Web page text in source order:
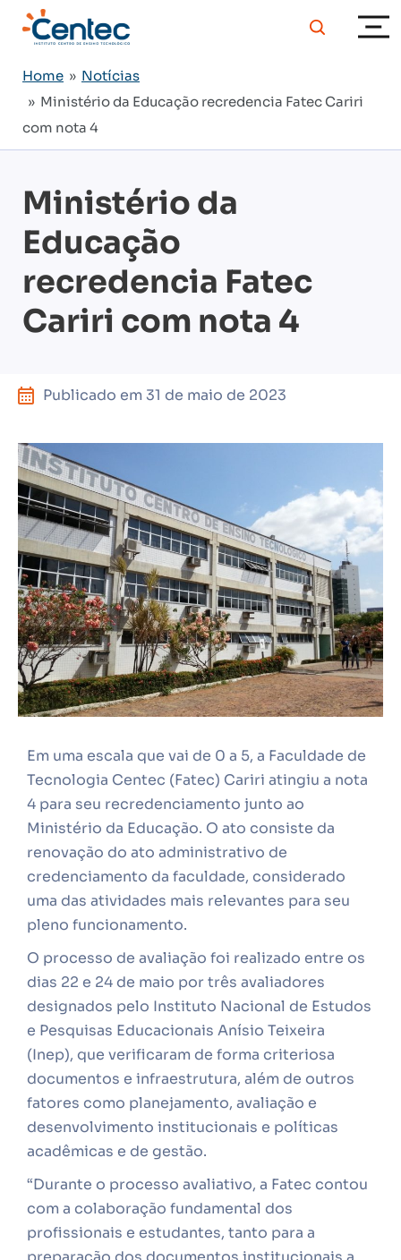
Home » Notícias
» Ministério da Educação recredencia Fatec Cariri
com nota 4
Ministério da
Educação
recredencia Fatec
Cariri com nota 4
Publicado em 31 de maio de 2023
Em uma escala que vai de 0 a 5, a Faculdade de
Tecnologia Centec (Fatec) Cariri atingiu a nota
4 para seu recredenciamento junto ao
Ministério da Educação. O ato consiste da
renovação do ato administrativo de
credenciamento da faculdade, considerado
uma das atividades mais relevantes para seu
pleno funcionamento.
O processo de avaliação foi realizado entre os
dias 22 e 24 de maio por três avaliadores
designados pelo Instituto Nacional de Estudos
e Pesquisas Educacionais Anísio Teixeira
(Inep), que verificaram de forma criteriosa
documentos e infraestrutura, além de outros
fatores como planejamento, avaliação e
desenvolvimento institucionais e políticas
acadêmicas e de gestão.
“Durante o processo avaliativo, a Fatec contou
com a colaboração fundamental dos
profissionais e estudantes, tanto para a